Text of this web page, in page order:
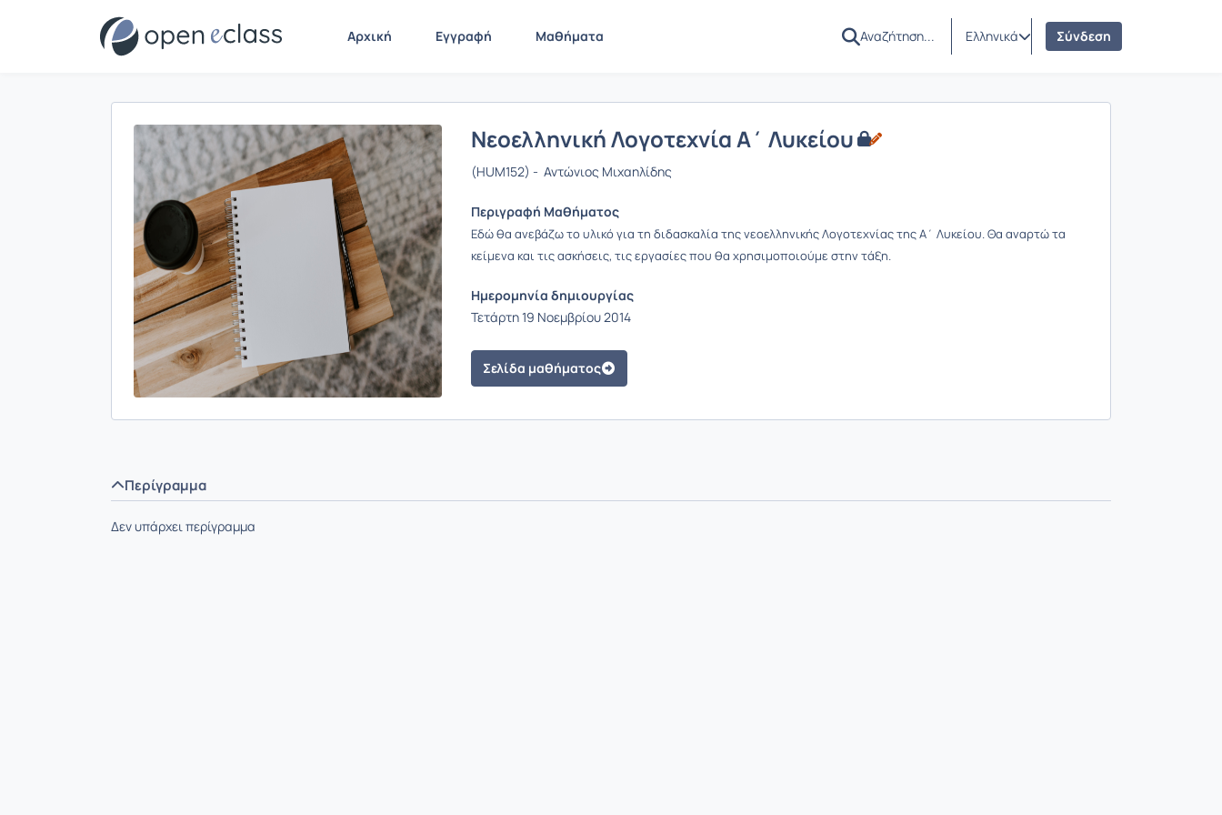
Αρχική Εγγραφή Μαθήματα Ελληνικά Σύνδεση
Παρουσίαση/Προβολή
Νεοελληνική Λογοτεχνία Α΄ Λυκείου
(HUM152) - Αντώνιος Μιχαηλίδης
Περιγραφή Μαθήματος
Εδώ θα ανεβάζω το υλικό για τη διδασκαλία της νεοελληνικής Λογοτεχνίας της Α΄ Λυκείου. Θα αναρτώ τα
κείμενα και τις ασκήσεις, τις εργασίες που θα χρησιμοποιούμε στην τάξη.
Ημερομηνία δημιουργίας
Τετάρτη 19 Νοεμβρίου 2014
Σελίδα μαθήματος
Περίγραμμα
Δεν υπάρχει περίγραμμα